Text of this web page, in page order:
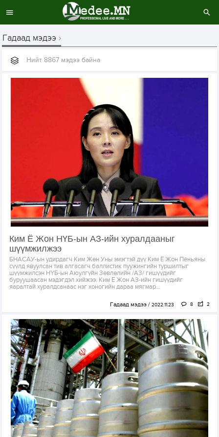
Гадаад мэдээ
Нийт 8867 мэдээ байна
Ким Ё Жон НҮБ-ын АЗ-ийн хуралдааныг
шүүмжилжээ
БНАСАУ-ын удирдагч Ким Жөн Уны эмэгтэй дүү Ким Ё Жон Пёньяны
сүүлд явуулсан тив алгасагч баллистик пуужингийн туршилтыг
шүүмжилсэн НҮБ-ын Аюулгүйн Зөвлөлийн /АЗ/ гишүүдийг
буруушаасан мэдэгдэл хийжээ. Ким Ё Жон АЗ-ийн гишүүдийг
яаралтай хуралдсанаас нэг хоногийн дараа мягмар...
Гадаад мэдээ 2022.11.23 8 2